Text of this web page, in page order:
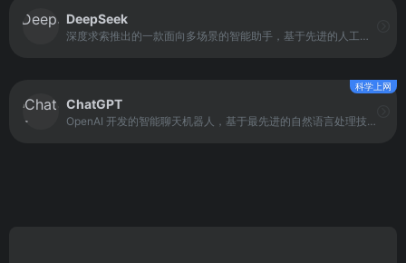
DeepSeek
深度求索推出的一款面向多场景的智能助手，基于先进的人工智能与自然语言处理技术开发。它支持文档上传、长文本对话以及多种任务处理，包括编程辅助、内容创作和信息整理。
科学上网
ChatGPT
OpenAI 开发的智能聊天机器人，基于最先进的自然语言处理技术。它能够理解和生成多种语言的文本信息，支持对话、问题解答、文本创作、知识查询等功能。